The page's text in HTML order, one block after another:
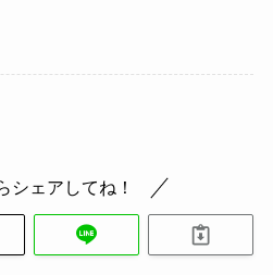
シェアしてね！